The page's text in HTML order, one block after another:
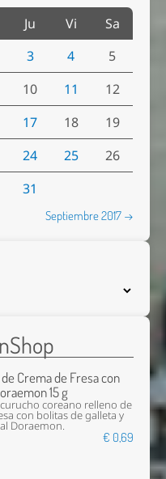
Ju Vi
Sa
3 4
5
10 11
12
17 18
19
24 25
26
31
Septiembre 2017 →
Crema de Fresa con
15 g
coreano relleno de
con bolitas de galleta y
Doraemon.
€ 0,69